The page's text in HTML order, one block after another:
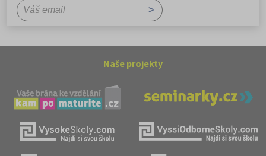
Naše projekty